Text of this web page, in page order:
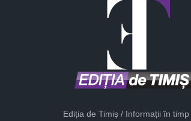
Ediția de Timiș / Informații în timp